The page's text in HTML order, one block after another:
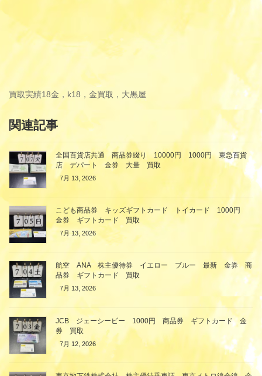
買取実績18金，k18，金買取，大黒屋
関連記事
全国百貨店共通 商品券綴り 10000円 1000円 東急百貨
店 デパート 金券 大量 買取
7月 13, 2026
こども商品券 キッズギフトカード トイカード 1000円
金券 ギフトカード 買取
7月 13, 2026
航空 ANA 株主優待券 イエロー ブルー 最新 金券 商
品券 ギフトカード 買取
7月 13, 2026
JCB ジェーシービー 1000円 商品券 ギフトカード 金
券 買取
7月 12, 2026